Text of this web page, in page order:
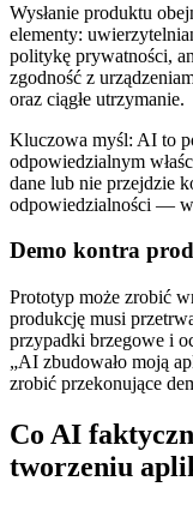
Wysłanie produktu
elementy:
politykę prywatności,
zgodność z
oraz ciągłe utrzymanie.
Kluczowa myśl: AI to
odpowiedzialnym
dane lub nie przejdzie
odpowiedzialności —
Demo kontra
Prototyp może zrobić
produkcję musi
przypadki brzegowe i
„AI zbudowało moją
zrobić przekonujące
Co AI
tworzeniu